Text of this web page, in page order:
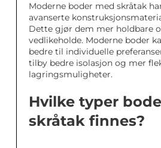
Moderne boder med skråtak
avanserte
Dette gjør dem mer holdbare
vedlikeholde. Moderne boder
bedre til individuelle
tilby bedre isolasjon og mer
lagringsmuligheter.
Hvilke typer
skråtak finnes?